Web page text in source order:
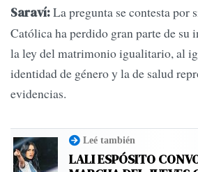
Saraví:La pregunta se contesta por
Católica ha perdido gran parte de su
la ley del matrimonio igualitario, al
identidad de género y la de salud
evidencias.
Leé también
LALI ESPÓSITO